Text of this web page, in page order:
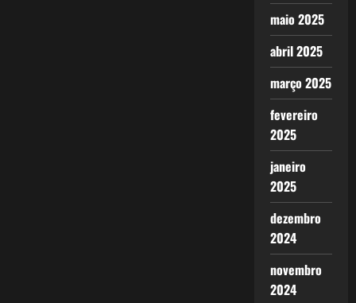
maio 2025
abril 2025
março 2025
fevereiro
2025
janeiro
2025
dezembro
2024
novembro
2024